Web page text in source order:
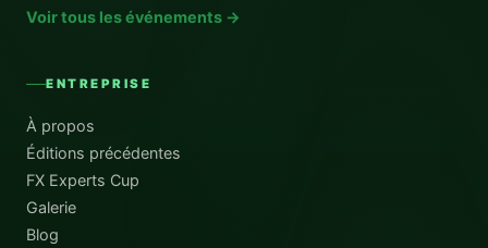
Voir tous les événements →
ENTREPRISE
À propos
Éditions précédentes
FX Experts Cup
Galerie
Blog